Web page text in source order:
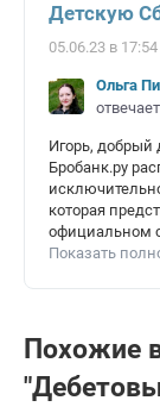
Детскую
05.06.23 в 17:54
Ольга
Игорь, добрый
Бробанк.ру
которая
официальном
Показать
Похожие